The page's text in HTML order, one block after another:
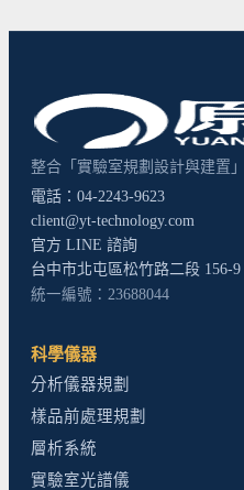
整合「實驗室規劃設計與建置
電話：04-2243-9623
client@yt-technology.com
官方 LINE 諮詢
台中市北屯區松竹路二段 156-9
統一編號：23688044
科學儀器
分析儀器規劃
樣品前處理規劃
層析系統
實驗室光譜儀